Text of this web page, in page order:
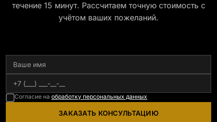
течение 15 минут. Рассчитаем точную стоимость с
учётом ваших пожеланий.
Согласие на обработку персональных данных
ЗАКАЗАТЬ КОНСУЛЬТАЦИЮ